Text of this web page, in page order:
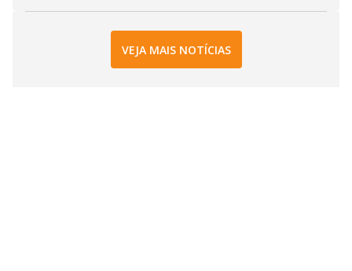
VEJA MAIS NOTÍCIAS